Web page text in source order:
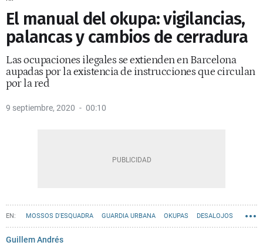
El manual del okupa: vigilancias,
palancas y cambios de cerradura
Las ocupaciones ilegales se extienden en Barcelona
aupadas por la existencia de instrucciones que circulan
por la red
9 septiembre, 2020 00:10
MOSSOS D'ESQUADRA GUARDIA URBANA OKUPAS DESALOJOS
Guillem Andrés